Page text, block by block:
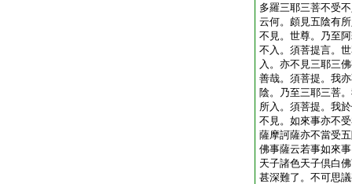
多羅三耶三菩不受
云何。頗見五陰有
不見。世尊。乃至
不入。須菩提言。
入。亦不見三耶三
善哉。須菩提。我
陰。乃至三耶三菩
所入。須菩提。我
不見。如來事亦不
薩摩訶薩亦不當受
佛事薩云若事如來
天子諸色天子倶白
甚深難了。不可思